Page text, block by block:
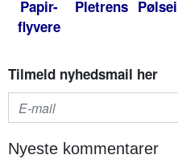
Papir-
flyvere
Pletrens
Tilmeld nyhedsmail her
Nyeste kommentarer